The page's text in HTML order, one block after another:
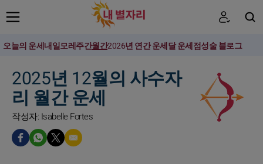
오늘의 운세내일모레주간월간2026년 연간 운세달 운세점성술 블로그
2025년 12월의 사수자
리 월간 운세
작성자: Isabelle Fortes